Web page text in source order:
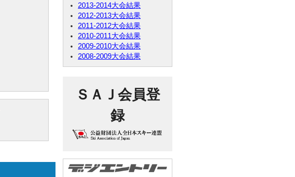
2013-2014大会結果
2012-2013大会結果
2011-2012大会結果
2010-2011大会結果
2009-2010大会結果
2008-2009大会結果
ＳＡＪ会員登
録